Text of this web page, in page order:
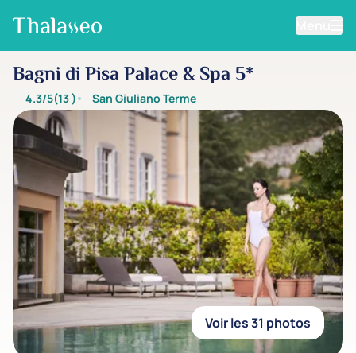
Aller au contenu principal
Bagni di Pisa Palace & Spa 5*
4.3/5(13) San Giuliano Terme
Voir les 31 photos